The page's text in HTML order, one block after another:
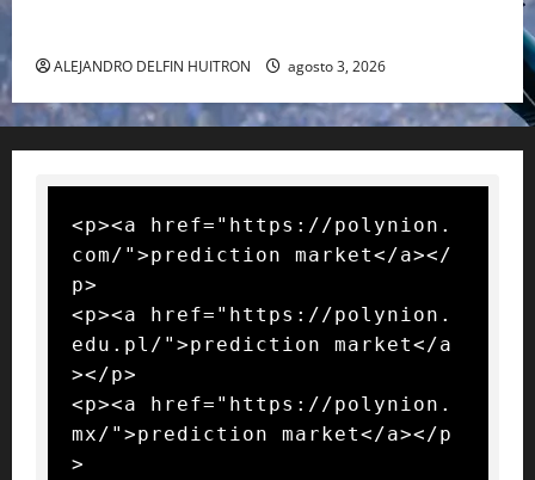
ALEJANDRO DELFIN HUITRON agosto 3, 2026
<p><a href="https://polynion.
com/">prediction market</a></
p>
<p><a href="https://polynion.
edu.pl/">prediction market</a
></p>
<p><a href="https://polynion.
mx/">prediction market</a></p
>